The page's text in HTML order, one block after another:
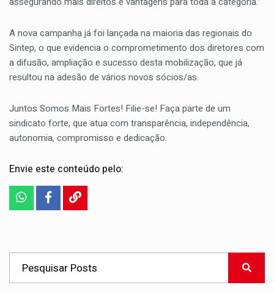
A nova campanha já foi lançada na maioria das regionais do
Sintep, o que evidencia o comprometimento dos diretores com
a difusão, ampliação e sucesso desta mobilização, que já
resultou na adesão de vários novos sócios/as.
Juntos Somos Mais Fortes! Filie-se! Faça parte de um
sindicato forte, que atua com transparência, independência,
autonomia, compromisso e dedicação.
Envie este conteúdo pelo: